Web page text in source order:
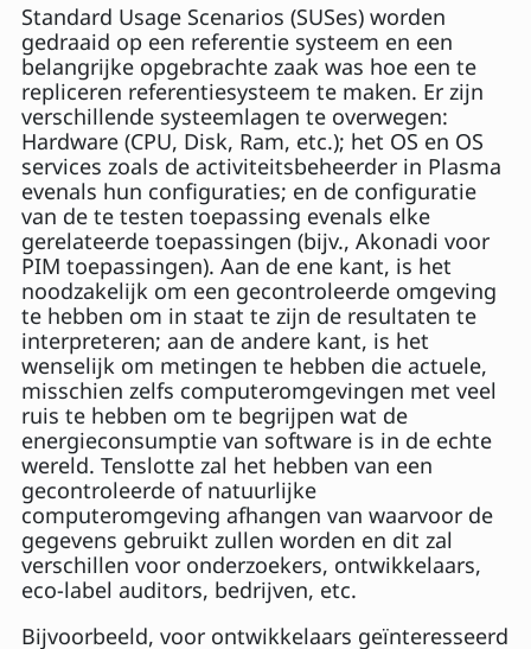
Standard Usage Scenarios (SUSes) worden
gedraaid op een referentie systeem en een
belangrijke opgebrachte zaak was hoe een te
repliceren referentiesysteem te maken. Er zijn
verschillende systeemlagen te overwegen:
Hardware (CPU, Disk, Ram, etc.); het OS en OS
services zoals de activiteitsbeheerder in Plasma
evenals hun configuraties; en de configuratie
van de te testen toepassing evenals elke
gerelateerde toepassingen (bijv., Akonadi voor
PIM toepassingen). Aan de ene kant, is het
noodzakelijk om een gecontroleerde omgeving
te hebben om in staat te zijn de resultaten te
interpreteren; aan de andere kant, is het
wenselijk om metingen te hebben die actuele,
misschien zelfs computeromgevingen met veel
ruis te hebben om te begrijpen wat de
energieconsumptie van software is in de echte
wereld. Tenslotte zal het hebben van een
gecontroleerde of natuurlijke
computeromgeving afhangen van waarvoor de
gegevens gebruikt zullen worden en dit zal
verschillen voor onderzoekers, ontwikkelaars,
eco-label auditors, bedrijven, etc.
Bijvoorbeeld, voor ontwikkelaars geïnteresseerd